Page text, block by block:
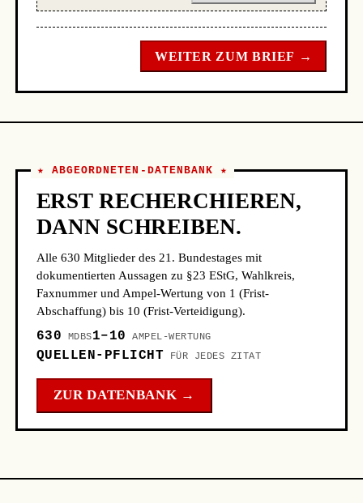
WEITER ZUM BRIEF →
★ ABGEORDNETEN-DATENBANK ★
ERST RECHERCHIEREN,
DANN SCHREIBEN.
Alle 630 Mitglieder des 21. Bundestages mit
dokumentierten Aussagen zu §23 EStG, Wahlkreis,
Faxnummer und Ampel-Wertung von 1 (Frist-
Abschaffung) bis 10 (Frist-Verteidigung).
630 MDBS1–10 AMPEL-WERTUNG
QUELLEN-PFLICHT FÜR JEDES ZITAT
ZUR DATENBANK →